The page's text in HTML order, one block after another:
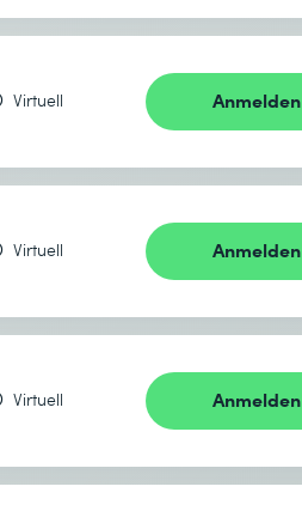
Virtuell Anmelden
Virtuell Anmelden
Virtuell Anmelden